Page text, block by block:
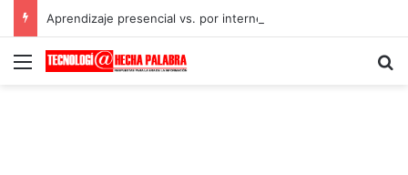
Aprendizaje presencial vs. por internet
Menú